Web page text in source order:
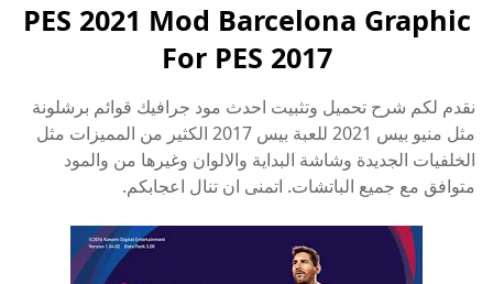
PES 2021 Mod Barcelona Graphic
For PES 2017
نقدم لكم شرح تحميل وتثبيت احدث مود جرافيك قوائم برشلونة
مثل منيو بيس 2021 للعبة بيس 2017 الكثير من المميزات مثل
الخلفيات الجديدة وشاشة البداية والالوان وغيرها من والمود
متوافق مع جميع الباتشات. اتمنى ان تنال اعجابكم.